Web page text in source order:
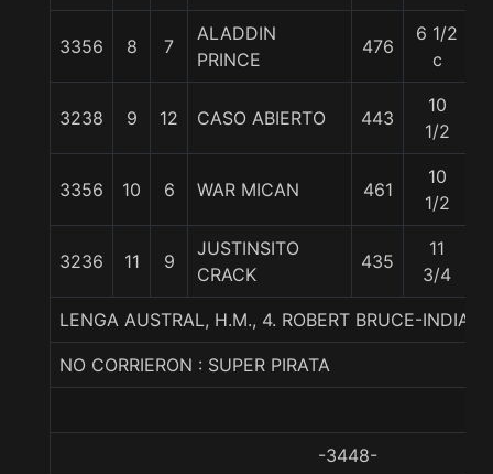
3356 8 7
ALADDIN
PRINCE
476
6 1/2
c
3238 9 12 CASO ABIERTO 443
10
1/2
3356 10 6 WAR MICAN 461
10
1/2
3236 11 9
JUSTINSITO
CRACK
435
11
3/4
LENGA AUSTRAL, H.M., 4. ROBERT BRUCE-
NO CORRIERON : SUPER PIRATA
-3448-